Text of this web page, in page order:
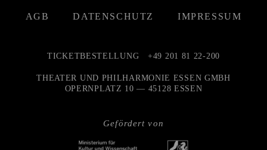
AGB DATENSCHUTZ IMPRESSUM
Gefördert von
TICKETBESTELLUNG +49 201 81 22-200
THEATER UND PHILHARMONIE ESSEN GMBH
OPERNPLATZ 10 — 45128 ESSEN